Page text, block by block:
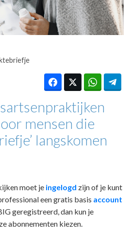
VAKHANDEL
mensen die
langskomen
moet je ingelogd zijn of je kunt
een gratis basis account
geregistreerd, dan kun je
abonnementen kiezen.